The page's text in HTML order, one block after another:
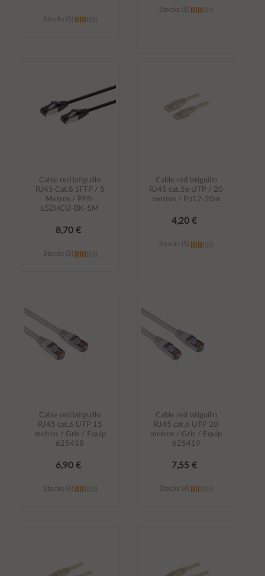
Stocks (5)
Stocks (5)
Cable red latiguillo
RJ45 Cat.8 SFTP / 5
Metros / PP8-
LSZHCU-BK-5M
8,70 €
Stocks (5)
Cable red latiguillo
RJ45 cat.5e UTP / 20
metros / Pp12-20m
4,20 €
Stocks (5)
Cable red latiguillo
RJ45 cat.6 UTP 15
metros / Gris / Equip
625418
6,90 €
Stocks (4)
Cable red latiguillo
RJ45 cat.6 UTP 20
metros / Gris / Equip
625419
7,55 €
Stocks (4)